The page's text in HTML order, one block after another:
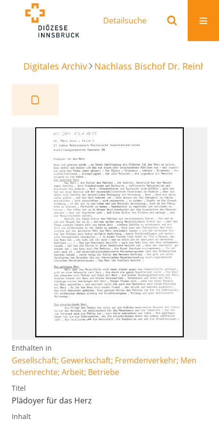
Detailsuche
Digitales Archiv Nachlass Bischof Dr.
Enthalten in
Gesellschaft; Gewerkschaft; Fremdenverkehr; Men
schenrechte; Arbeit; Betriebe
Titel
Plädoyer für das Herz
Inhalt